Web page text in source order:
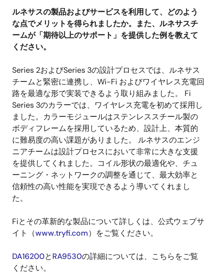
ルネサスの製品およびサービスを利用して、どのよう
な点でメリットを得られましたか。また、ルネサスチ
ームが「期待以上のサポート」を提供した例を教えて
ください。
Series 2およびSeries 3の設計プロセスでは、ルネサス
チームと緊密に連携し、Wi-Fi およびワイヤレス充電回
路を最適な形で実装できるよう取り組みました。 Fi
Series 3のカラーでは、ワイヤレス充電を初めて採用し
ました。カラーモジュールはステンレススチール製の
ボディフレームを採用しているため、設計上、本質的
に難易度の高い課題がありました。 ルネサスのエンジ
ニアチームは設計プロセスにおいて非常に大きな支援
を提供してくれました。コイル形状の最適化や、チュ
ーニング・ネットワークの調整を通じて、最大効率と
信頼性の高い性能を実現できるよう導いてくれまし
た。
Fiとその革新的な製品について詳しくは、公式ウェブサ
イト（www.tryfi.com）をご覧ください。
DA16200とRA9530の詳細については、こちらをご覧
ください。